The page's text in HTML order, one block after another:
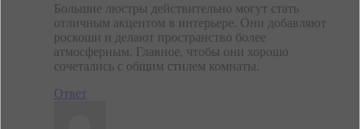
Большие люстры действительно могут стать
отличным акцентом в интерьере. Они добавляют
роскоши и делают пространство более
атмосферным. Главное, чтобы они хорошо
сочетались с общим стилем комнаты.
Ответ